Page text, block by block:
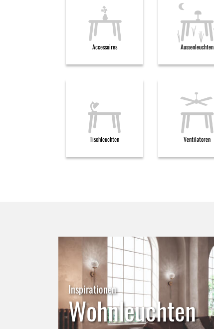
Accessoires Aussenleuchten
Tischleuchten Ventilatoren
Inspirationen
Wohnleuchten